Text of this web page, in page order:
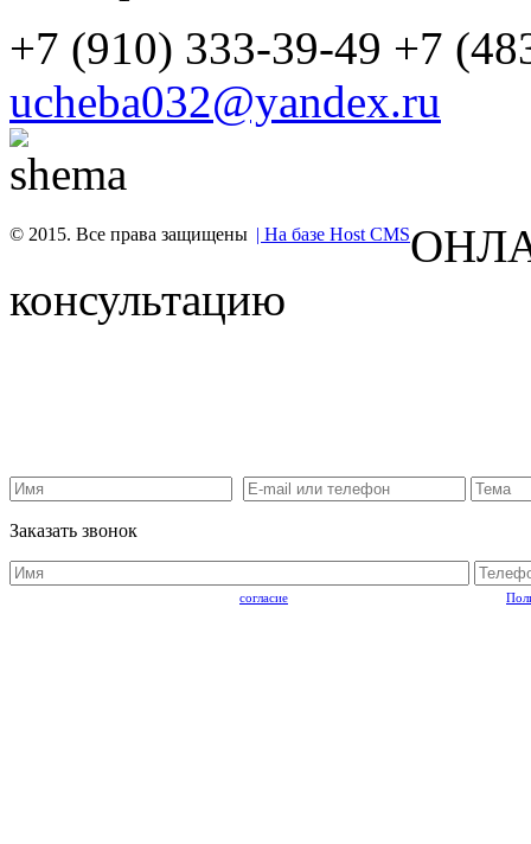
+7 (910) 333-39-49 +7
ucheba032@yandex.ru
© 2015. Все права защищены | На базе Host CMS
консультацию
Заказать звонок
согласие